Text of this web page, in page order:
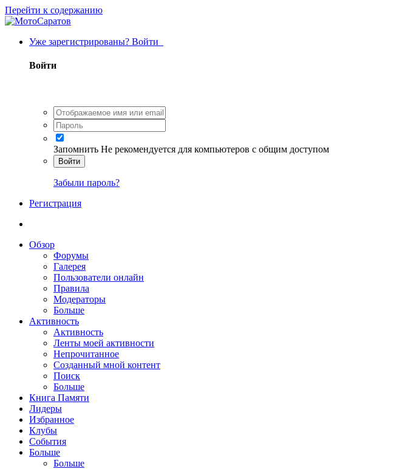
Перейти к содержанию
Уже зарегистрированы? Войти
Войти
Запомнить Не рекомендуется для компьютеров с общим доступом
Войти
Забыли пароль?
Регистрация
Обзор
Форумы
Галерея
Пользователи онлайн
Правила
Модераторы
Больше
Активность
Активность
Ленты моей активности
Непрочитанное
Созданный мной контент
Поиск
Больше
Книга Памяти
Лидеры
Избранное
Клубы
События
Больше
Больше